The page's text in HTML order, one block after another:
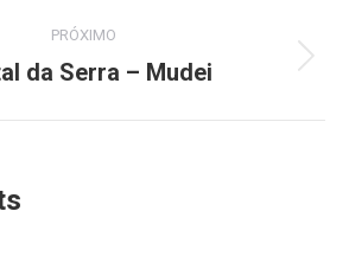
PRÓXIMO
Próximo
da Serra – Mudei